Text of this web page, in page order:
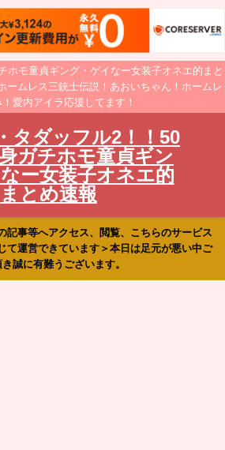
ホモ童貞ギング・ゲイなー女装子オネエ的まと
ームレス三銃士伝説！あおいちゃん！ホームレ
！愛内アイラ応援してます！
タダッフル2！！50
ガチホモ童貞ギン
ー女装子オネエ的
まとめ速報
記事等へアクセス、閲覧、こちらのサービス
て運営できています＞本日は足元が悪い中ご
き誠に有難うございます。